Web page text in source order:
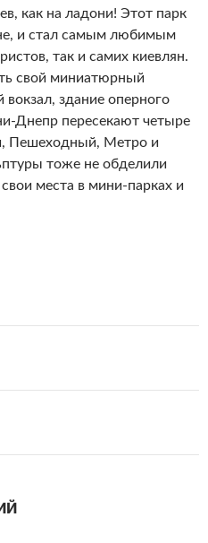
как на ладони! Этот парк
и стал самым любимым
так и самих киевлян.
свой миниатюрный
здание оперного
Днепр пересекают четыре
Пешеходный, Метро и
тоже не обделили
места в мини-парках и